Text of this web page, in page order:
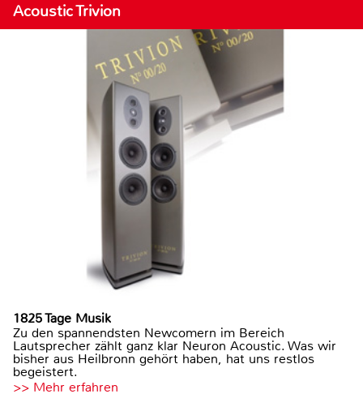
Acoustic Trivion
1825 Tage Musik
Zu den spannendsten Newcomern im Bereich
Lautsprecher zählt ganz klar Neuron Acoustic. Was wir
bisher aus Heilbronn gehört haben, hat uns restlos
begeistert.
>> Mehr erfahren